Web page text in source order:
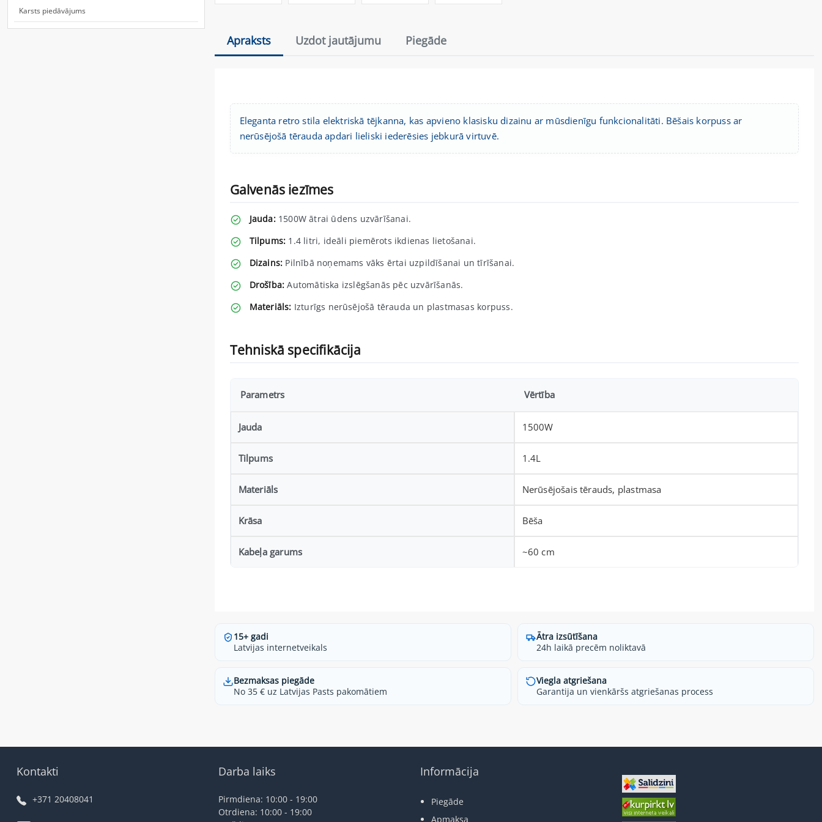
Karsts piedāvājums
Apraksts Uzdot jautājumu Piegāde
Eleganta retro stila elektriskā tējkanna, kas apvieno klasisku dizainu ar mūsdienīgu funkcionalitāti. Bēšais korpuss ar
nerūsējošā tērauda apdari lieliski iederēsies jebkurā virtuvē.
Galvenās iezīmes
Jauda:1500W ātrai ūdens uzvārīšanai.
Tilpums: 1.4 litri, ideāli piemērots ikdienas lietošanai.
Dizains: Pilnībā noņemams vāks ērtai uzpildīšanai un tīrīšanai.
Drošība: Automātiska izslēgšanās pēc uzvārīšanās.
Materiāls: Izturīgs nerūsējošā tērauda un plastmasas korpuss.
Tehniskā specifikācija
Parametrs Vērtība
Jauda 1500W
Tilpums 1.4L
Materiāls Nerūsējošais tērauds, plastmasa
Krāsa Bēša
Kabeļa garums ~60 cm
15+ gadi
Latvijas internetveikals
Ātra izsūtīšana
24h laikā precēm noliktavā
Bezmaksas piegāde
No 35 € uz Latvijas Pasts pakomātiem
Viegla atgriešana
Garantija un vienkāršs atgriešanas process
Kontakti
+371 20408041
Darba laiks
Pirmdiena: 10:00 - 19:00
Otrdiena: 10:00 - 19:00
Informācija
Piegāde
Apmaksa